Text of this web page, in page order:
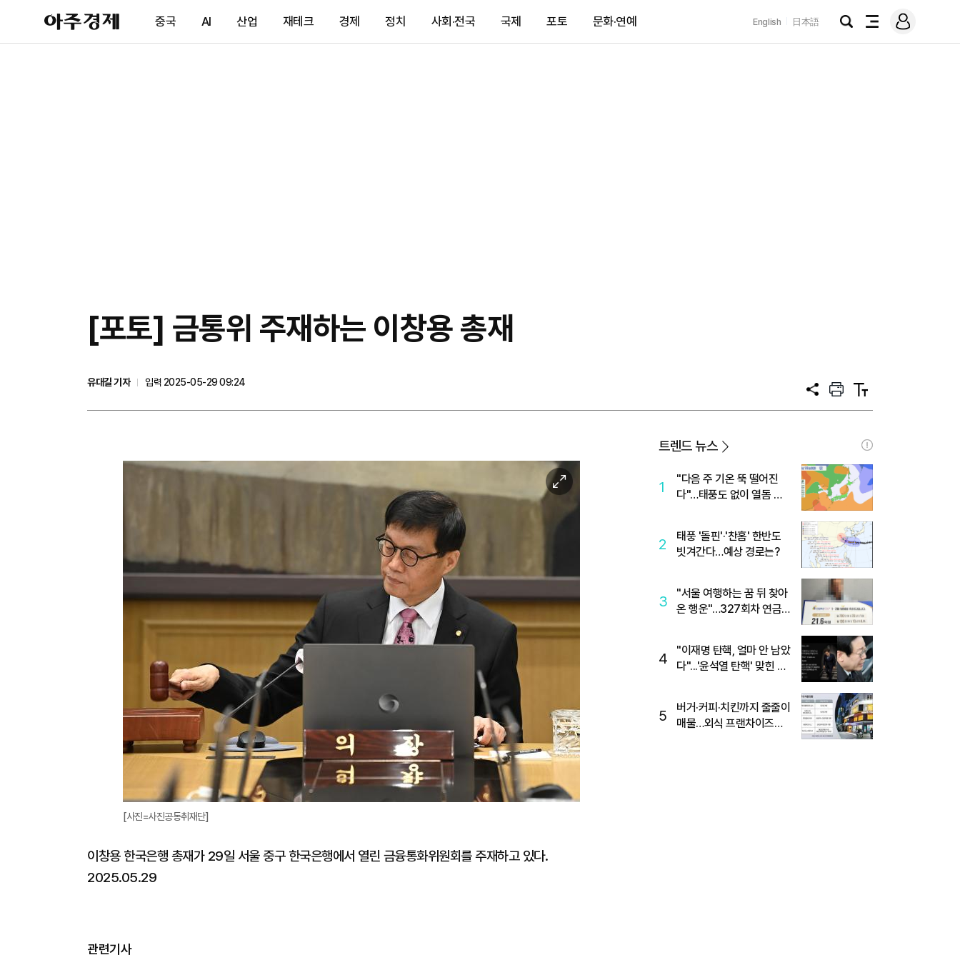
아
주
제
중국 AI 산업 재테크 경제 정치 사회·전국 국제 포토 문화·연예 English 日本語
검
전
메
그
[포토] 금통위 주재하는 이창용 총재
유대길 기자
입력 2025-05-29 09:24
공
프
트
텍
트
이
미
[사진=사진공동취재단]
이창용 한국은행 총재가 29일 서울 중구 한국은행에서 열린 금융통화위원회를 주재하고 있다.
2025.05.29
관련기사
트렌드 뉴스
1
"다음 주 기온 뚝 떨어진
다"…태풍도 없이 열돔 박
2
태풍 '돌핀'·'찬홈' 한반도
빗겨간다…예상 경로는?
3
"서울 여행하는 꿈 뒤 찾아
온 행운"…327회차 연금
4
"이재명 탄핵, 얼마 안 남았
다"...'윤석열 탄핵' 맞힌 무
5
버거·커피·치킨까지 줄줄이
매물…외식 프랜차이즈